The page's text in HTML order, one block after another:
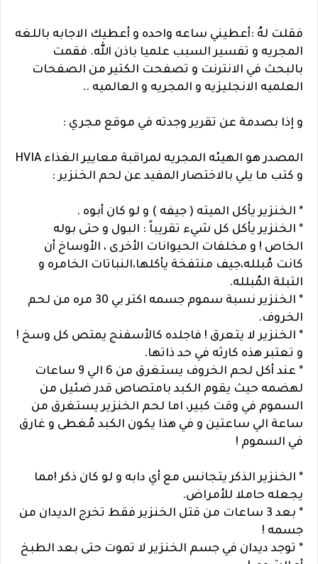
فقلت لهُ :أعطيني ساعه واحده و أعطيك الاجابه باللغه
المجريه و تفسير السبب علميا باذن الله. فقمت
بالبحث في الانترنت و تصفحت الكتير من الصفحات
العلميه الانجليزيه و المجريه و العالميه ..
و إذا بصدمة عن تقرير وجدته في موقع مجري :
المصدر هو الهيئه المجريه لمراقبة معايير الغذاء HVIA
و كتب ما يلي بالاختصار المفيد عن لحم الخنزير :
* الخنزير يأكل الميته ( جيفه ) و لو كان أبوه .
* الخنزير يأكل كل شيء تقريباً : البول و حتى بوله
الخاص ! و مخلفات الحيوانات الأخرى ، الأوساخ أن
كانت مُبلله،جيف منتفخة يأكلها،النباتات الخامره و
التبلة المُبلله.
* الخنزير نسبة سموم جسمه اكتر بي 30 مره من لحم
الخروف.
* الخنزير لا يتعرق ! فاجلده كالأسفنج يمتص كل وسخ !
و تعتبر هذه كارثه في حد ذاتها.
* عند أكل لحم الخروف يستغرق من 6 الي 9 ساعات
لهضمه حيث يقوم الكبد بامتصاص قدر ضئيل من
السموم في وقت كبير، اما لحم الخنزير يستغرق من
ساعة الي ساعتين و في هذا يكون الكبد مُغطى و غارق
في السموم !
* الخنزير الذكر يتجانس مع أي دابه و لو كان ذكر !مما
يجعله حاملا للأمراض.
* بعد 3 ساعات من قتل الخنزير فقط تخرج الديدان من
جسمه !
* توجد ديدان في جسم الخنزير لا تموت حتى بعد الطبخ